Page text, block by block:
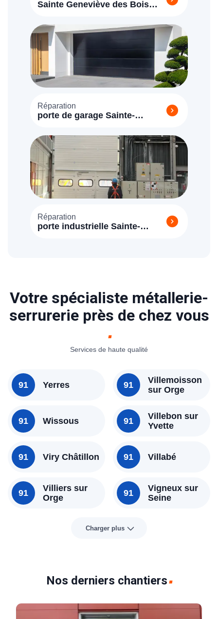
Sainte Geneviève des Bois
Réparation
porte de garage Sainte-
Réparation
porte industrielle Sainte-
Votre spécialiste métallerie-
serrurerie près de chez vous
Services de haute qualité
91 Yerres
91 Wissous
91 Viry Châtillon
91
Villiers sur
Orge
91
Villemoisson
sur Orge
91
Villebon sur
Yvette
91 Villabé
91
Vigneux sur
Seine
Charger plus
Nos derniers chantiers